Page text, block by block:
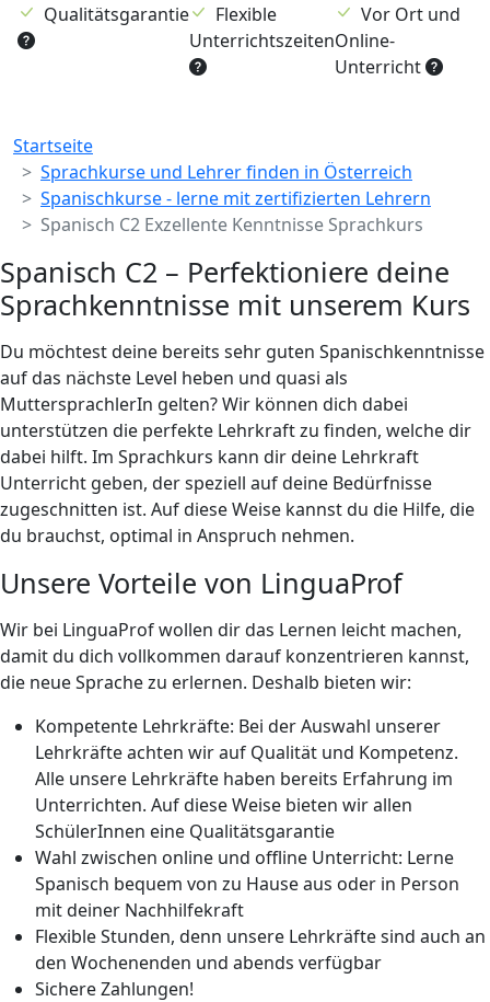
Qualitätsgarantie
Flexible
Unterrichtszeiten
Vor Ort und
Online-
Unterricht
Breadcrumb
Startseite
Sprachkurse und Lehrer finden in Österreich
Spanischkurse - lerne mit zertifizierten Lehrern
Spanisch C2 Exzellente Kenntnisse Sprachkurs
Spanisch C2 – Perfektioniere deine
Sprachkenntnisse mit unserem Kurs
Du möchtest deine bereits sehr guten Spanischkenntnisse
auf das nächste Level heben und quasi als
MuttersprachlerIn gelten? Wir können dich dabei
unterstützen die perfekte Lehrkraft zu finden, welche dir
dabei hilft. Im Sprachkurs kann dir deine Lehrkraft
Unterricht geben, der speziell auf deine Bedürfnisse
zugeschnitten ist. Auf diese Weise kannst du die Hilfe, die
du brauchst, optimal in Anspruch nehmen.
Unsere Vorteile von LinguaProf
Wir bei LinguaProf wollen dir das Lernen leicht machen,
damit du dich vollkommen darauf konzentrieren kannst,
die neue Sprache zu erlernen. Deshalb bieten wir:
Kompetente Lehrkräfte: Bei der Auswahl unserer
Lehrkräfte achten wir auf Qualität und Kompetenz.
Alle unsere Lehrkräfte haben bereits Erfahrung im
Unterrichten. Auf diese Weise bieten wir allen
SchülerInnen eine Qualitätsgarantie
Wahl zwischen online und offline Unterricht: Lerne
Spanisch bequem von zu Hause aus oder in Person
mit deiner Nachhilfekraft
Flexible Stunden, denn unsere Lehrkräfte sind auch an
den Wochenenden und abends verfügbar
Sichere Zahlungen!